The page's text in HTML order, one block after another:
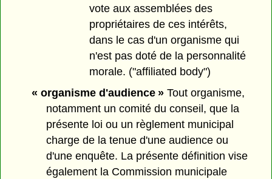
vote aux assemblées des
propriétaires de ces intérêts,
dans le cas d'un organisme qui
n'est pas doté de la personnalité
morale. ("affiliated body")
« organisme d'audience »Tout organisme,
notamment un comité du conseil, que la
présente loi ou un règlement municipal
charge de la tenue d'une audience ou
d'une enquête. La présente définition vise
également la Commission municipale